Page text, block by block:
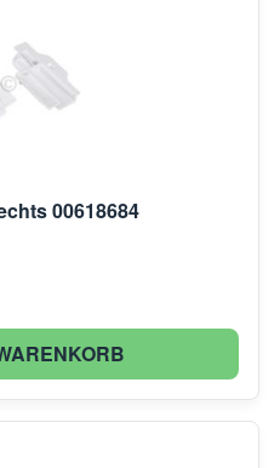
00618684